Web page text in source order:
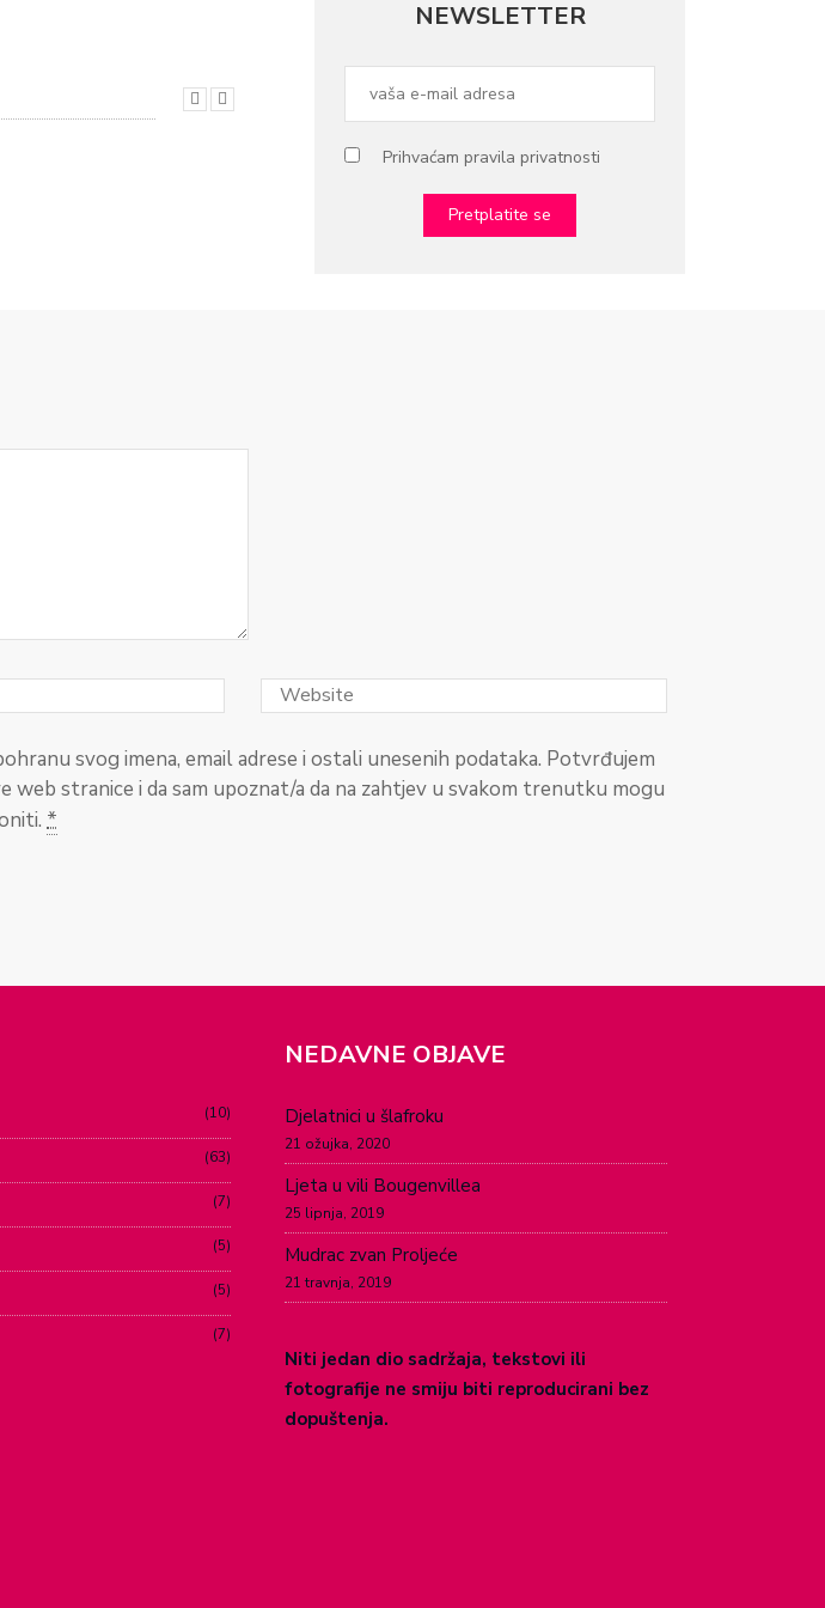
NEWSLETTER
Prihvaćam pravila privatnosti
svog imena, email adrese i ostali unesenih podataka. Potvrđujem
web stranice i da sam upoznat/a da na zahtjev u svakom trenutku mogu
*
10
63
7
5
5
7
NEDAVNE OBJAVE
Djelatnici u šlafroku
21 ožujka, 2020
Ljeta u vili Bougenvillea
25 lipnja, 2019
Mudrac zvan Proljeće
21 travnja, 2019
Niti jedan dio sadržaja, tekstovi ili
fotografije ne smiju biti reproducirani bez
dopuštenja.